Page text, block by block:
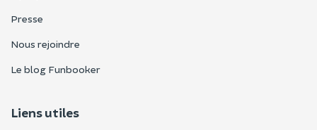
Presse
Nous rejoindre
Le blog Funbooker
Liens utiles